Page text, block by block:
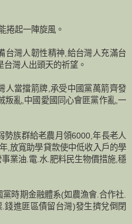
捲起一陣旋風。
台灣人韌性精神,給台灣人充滿台
灣人出頭天的祈望。
人當擋箭牌,承受中國黨萬箭齊發
叛亂,中國愛國同心會匪黨作亂,一
勢族群給老農月領6000,年長老人
,放寬助學貸款使中低收入戶的學
業油.電.水.肥料民生物價措施,穩
時期金融體系(如農漁會.合作社.
錢進匪區債留台灣)發生擠兌倒閉